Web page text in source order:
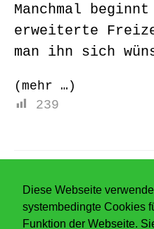
Diese Webseite
systembedingte Cookies
Funktion der Webseite.
Manchmal
erweiterte
man ihn sich
(mehr …)
239